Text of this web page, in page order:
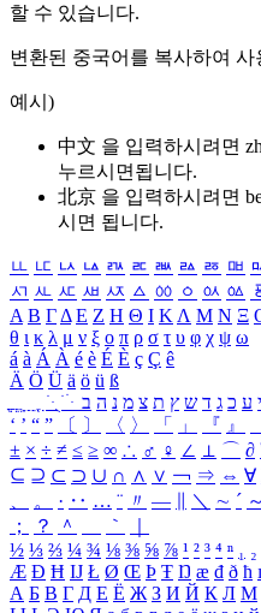
할 수 있습니다.
변환된 중국어를 복사하여
예시)
中文 을 입력하시려면
누르시면됩니다.
北京 을 입력하시려면
시면 됩니다.
ㅥ ㅦ ㅧ ㅨ ㅩ ㅪ ㅫ ㅬ ㅭ ㅮ
ㅺ ㅻ ㅼ ㅽ ㅾ ㅿ ㆀ ㆁ ㆂ ㆃ
Α Β ΓΔ Ε Ζ Η Θ Ι ΚΛ Μ Ν Ξ
θ ι κ λ μ ν ξ ο π ρ σ τ υ φ χ ψ ω
á à Á À é è É È ç Ç ê
Ä Ö Ü ä ö ü ß
ִֶֹ ֻּ ׁׂ י ע כ ג ד ש ץ ת צ מ נ ה ב
‘ ’ “ ” 〔 〕 〈 〉 「 」 『 』
± × ÷ ≠ ≤ ≥ ∞ ∴ ♂ ♀ ∠ ⊥ ⌒ ∂
⊆ ⊇ ⊂ ⊃ ∪ ∩ ∧ ∨ ￢ ⇒ ⇔ ∀
、
。 · ‥ … ¨ 〃 ― ＼ ∼ ´ ～
；
？ ＾ ｀
½ ⅓ ⅔ ¼ ¾ ⅛ ⅜ ⅝ ⅞ ¹ ² ³ ⁴ ⁿ ₁ ₂
Æ Ð Ħ Ĳ Ł Ø Œ Þ Ŧ Ŋ æ đ ð ħ ı
А Б В Г Д Е Ё Ж З И Й К Л М